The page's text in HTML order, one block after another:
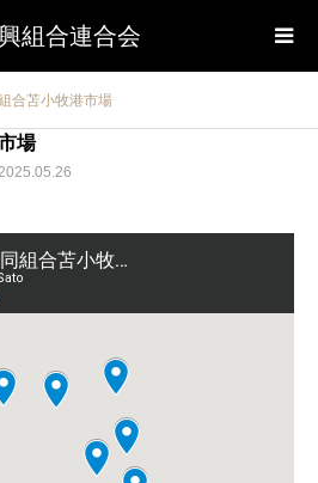
組合連合会
合苫小牧港市場
場